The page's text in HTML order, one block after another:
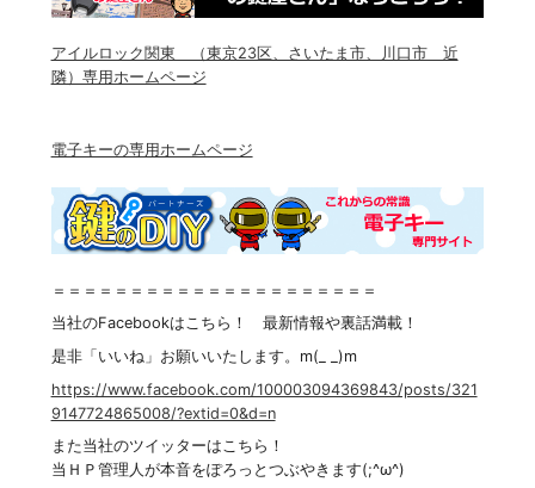
アイルロック関東 （東京23区、さいたま市、川口市 近
隣）専用ホームページ
電子キーの専用ホームページ
＝＝＝＝＝＝＝＝＝＝＝＝＝＝＝＝＝＝＝＝＝
当社のFacebookはこちら！ 最新情報や裏話満載！
是非「いいね」お願いいたします。m(_ _)m
https://www.facebook.com/100003094369843/posts/321
9147724865008/?extid=0&d=n
また当社のツイッターはこちら！
当ＨＰ管理人が本音をぽろっとつぶやきます(;^ω^)